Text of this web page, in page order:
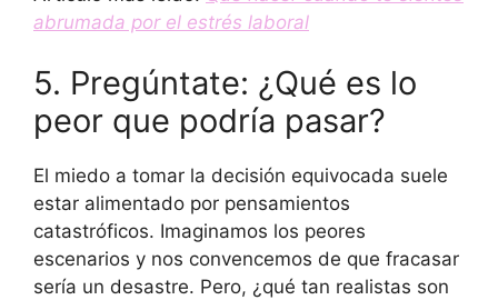
abrumada por el estrés laboral
5. Pregúntate: ¿Qué es lo
peor que podría pasar?
El miedo a tomar la decisión equivocada suele
estar alimentado por pensamientos
catastróficos. Imaginamos los peores
escenarios y nos convencemos de que fracasar
sería un desastre. Pero, ¿qué tan realistas son